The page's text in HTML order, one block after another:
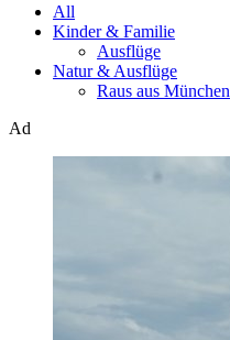
All
Kinder & Familie
Ausflüge
Natur & Ausflüge
Raus aus München
Ad